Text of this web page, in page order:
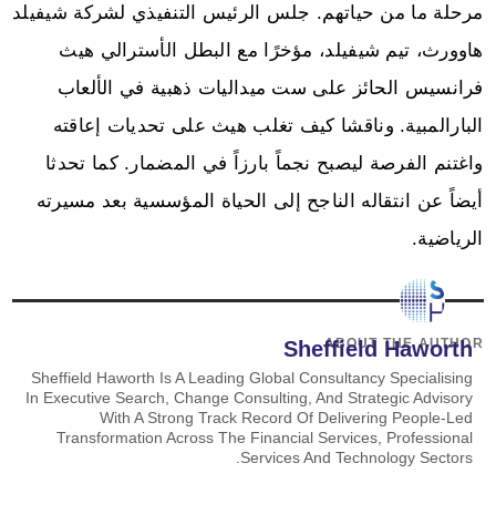
مرحلة ما من حياتهم. جلس الرئيس التنفيذي لشركة شيفيلد
هاوورث، تيم شيفيلد، مؤخرًا مع البطل الأسترالي هيث
فرانسيس الحائز على ست ميداليات ذهبية في الألعاب
البارالمبية. وناقشا كيف تغلب هيث على تحديات إعاقته
واغتنم الفرصة ليصبح نجماً بارزاً في المضمار. كما تحدثا
أيضاً عن انتقاله الناجح إلى الحياة المؤسسية بعد مسيرته
الرياضية.
ABOUT THE AUTHOR
Sheffield Haworth
Sheffield Haworth Is A Leading Global Consultancy Specialising
In Executive Search, Change Consulting, And Strategic Advisory
With A Strong Track Record Of Delivering People-Led
Transformation Across The Financial Services, Professional
Services And Technology Sectors.